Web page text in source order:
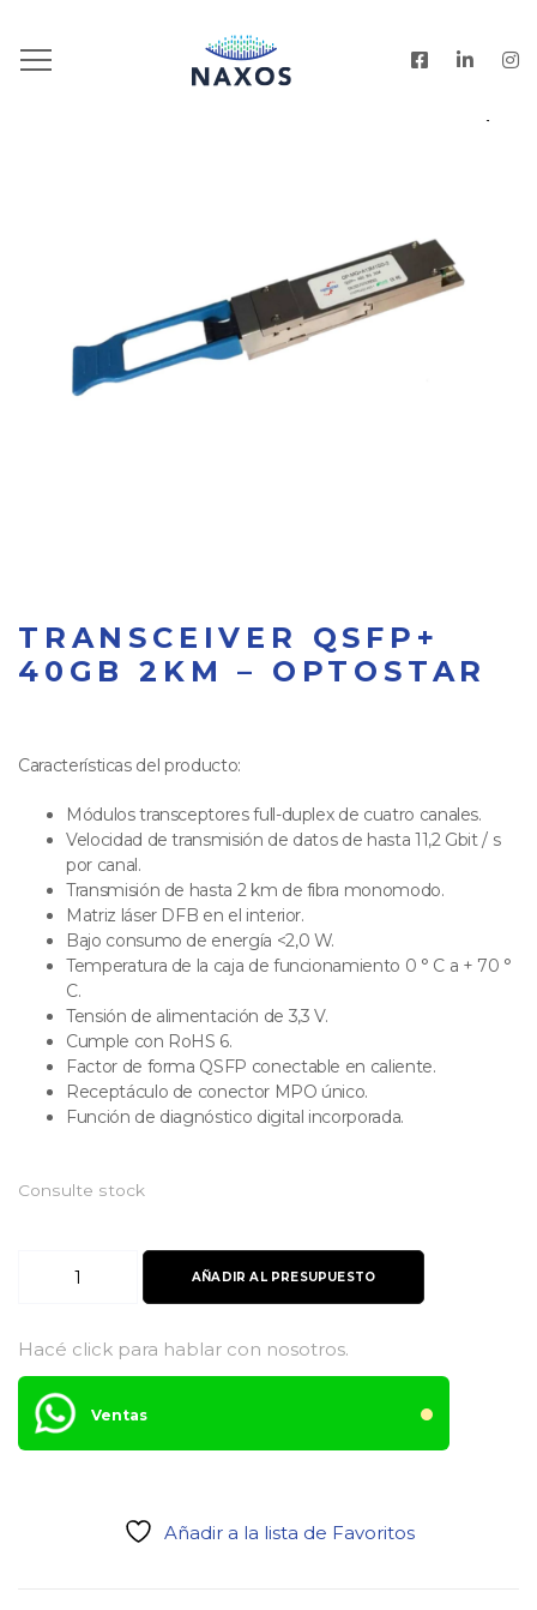
TRANSCEIVER QSFP+
40GB 2KM – OPTOSTAR
Características del producto:
Módulos transceptores full-duplex de cuatro canales.
Velocidad de transmisión de datos de hasta 11,2 Gbit / s
por canal.
Transmisión de hasta 2 km de fibra monomodo.
Matriz láser DFB en el interior.
Bajo consumo de energía <2,0 W.
Temperatura de la caja de funcionamiento 0 ° C a + 70 °
C.
Tensión de alimentación de 3,3 V.
Cumple con RoHS 6.
Factor de forma QSFP conectable en caliente.
Receptáculo de conector MPO único.
Función de diagnóstico digital incorporada.
Consulte stock
QSFP+
2km
Optostar
cantidad
AÑADIR AL PRESUPUESTO
Hacé click para hablar con nosotros.
Ventas
Añadir a la lista de Favoritos